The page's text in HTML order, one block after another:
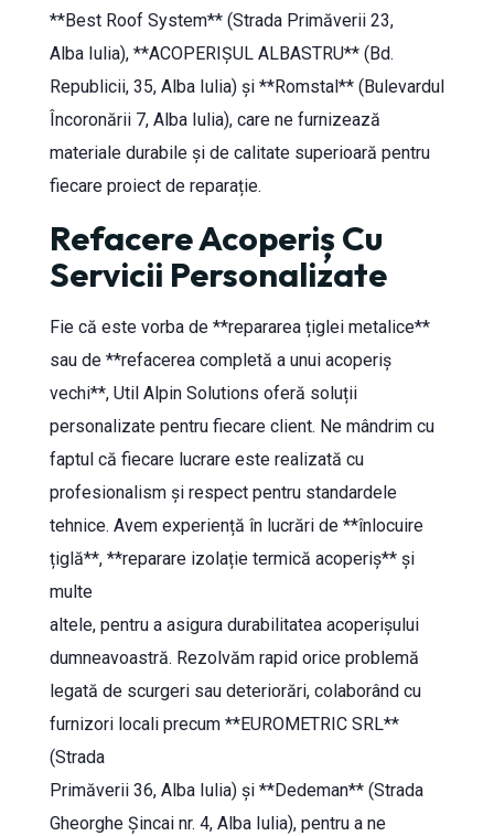
**Best Roof System** (Strada Primăverii 23,
Alba Iulia), **ACOPERIŞUL ALBASTRU** (Bd.
Republicii, 35, Alba Iulia) și **Romstal** (Bulevardul
Încoronării 7, Alba Iulia), care ne furnizează
materiale durabile și de calitate superioară pentru
fiecare proiect de reparație.
Refacere Acoperiș Cu
Servicii Personalizate
Fie că este vorba de **repararea țiglei metalice**
sau de **refacerea completă a unui acoperiș
vechi**, Util Alpin Solutions oferă soluții
personalizate pentru fiecare client. Ne mândrim cu
faptul că fiecare lucrare este realizată cu
profesionalism și respect pentru standardele
tehnice. Avem experiență în lucrări de **înlocuire
țiglă**, **reparare izolație termică acoperiș** și
multe
altele, pentru a asigura durabilitatea acoperișului
dumneavoastră. Rezolvăm rapid orice problemă
legată de scurgeri sau deteriorări, colaborând cu
furnizori locali precum **EUROMETRIC SRL**
(Strada
Primăverii 36, Alba Iulia) și **Dedeman** (Strada
Gheorghe Șincai nr. 4, Alba Iulia), pentru a ne